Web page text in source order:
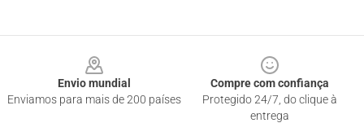
Envio mundial
Enviamos para mais de 200 países
Compre com confiança
Protegido 24/7, do clique à
entrega